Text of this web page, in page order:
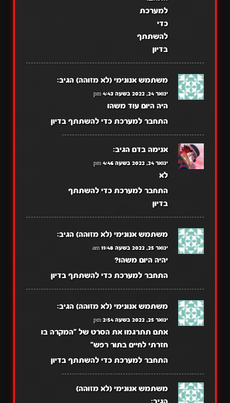
למערכת
כדי
להשתתף
בדיון
משתמש אנונימי (לא מזוהה) הגיב:
ינואר 24, 2022 בשעה 4:43 pm
היה היום עוד משהו
התחבר למערכת כדי להשתתף בדיון
אנימה בדם הגיב:
ינואר 24, 2022 בשעה 4:46 pm
לא
התחבר למערכת כדי להשתתף
בדיון
משתמש אנונימי (לא מזוהה) הגיב:
ינואר 25, 2022 בשעה 11:48 am
יהיה היום משהו?
התחבר למערכת כדי להשתתף בדיון
משתמש אנונימי (לא מזוהה) הגיב:
ינואר 25, 2022 בשעה 2:54 pm
אתם תתרגמו את הסרט של "המקרה בו
חזרתי לחיים בתור רפש"
התחבר למערכת כדי להשתתף בדיון
משתמש אנונימי (לא מזוהה)